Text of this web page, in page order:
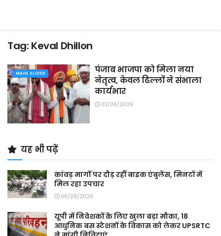
Tag: Keval Dhillon
MAIN SLIDER
पंजाब भाजपा को मिला नया
नेतृत्व, केवल ढिल्लों ने संभाला
कार्यभार
03/06/2026
यह भी पढ़ें
कांवड़ मार्गों पर दौड़ रहीं बाइक एंबुलेंस, मिनटों में
मिल रहा उपचार
06/08/2026
यूपी में निवेशकों के लिए खुला बड़ा मौका, 18
आधुनिक बस स्टेशनों के विकास को लेकर UPSRTC